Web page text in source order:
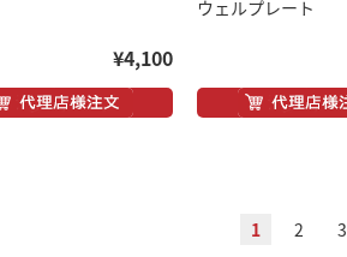
¥4,100
ウェルプレート
1 2 3